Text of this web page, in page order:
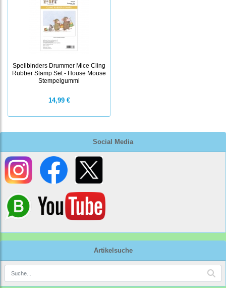
Social Media
Artikelsuche
Spellbinders Drummer Mice Cling
Rubber Stamp Set - House Mouse
Stempelgummi
14,99 €